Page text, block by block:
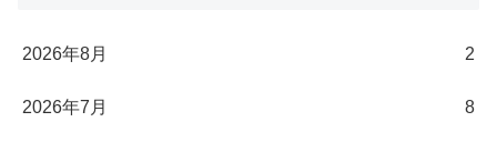
2026年8月 2
2026年7月 8